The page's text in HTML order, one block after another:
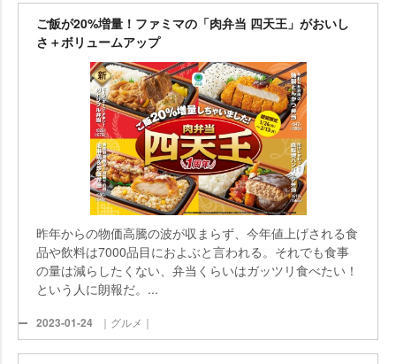
ご飯が20%増量！ファミマの「肉弁当 四天王」がおいし
さ＋ボリュームアップ
昨年からの物価高騰の波が収まらず、今年値上げされる食
品や飲料は7000品目におよぶと言われる。それでも食事
の量は減らしたくない、弁当くらいはガッツリ食べたい！
という人に朗報だ。...
2023-01-24 ｜グルメ｜